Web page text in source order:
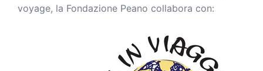
voyage, la Fondazione Peano collabora con: